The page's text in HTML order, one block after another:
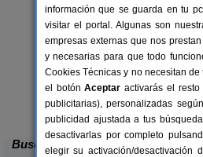
Casas Rurales El
Mora de Rubielos (Teruel)
Buscar
información que se guarda en tu
visitar el portal. Algunas son
empresas externas que nos
y necesarias para que todo
Cookies Técnicas y no necesitan
el botónAceptar activarás el
publicitarias), personalizadas
publicidad ajustada a tus
desactivarlas por completo
elegir su activación/desactivación